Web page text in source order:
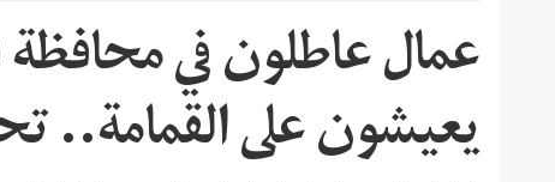
عمال عاطلون في
يعيشون على القمامة..